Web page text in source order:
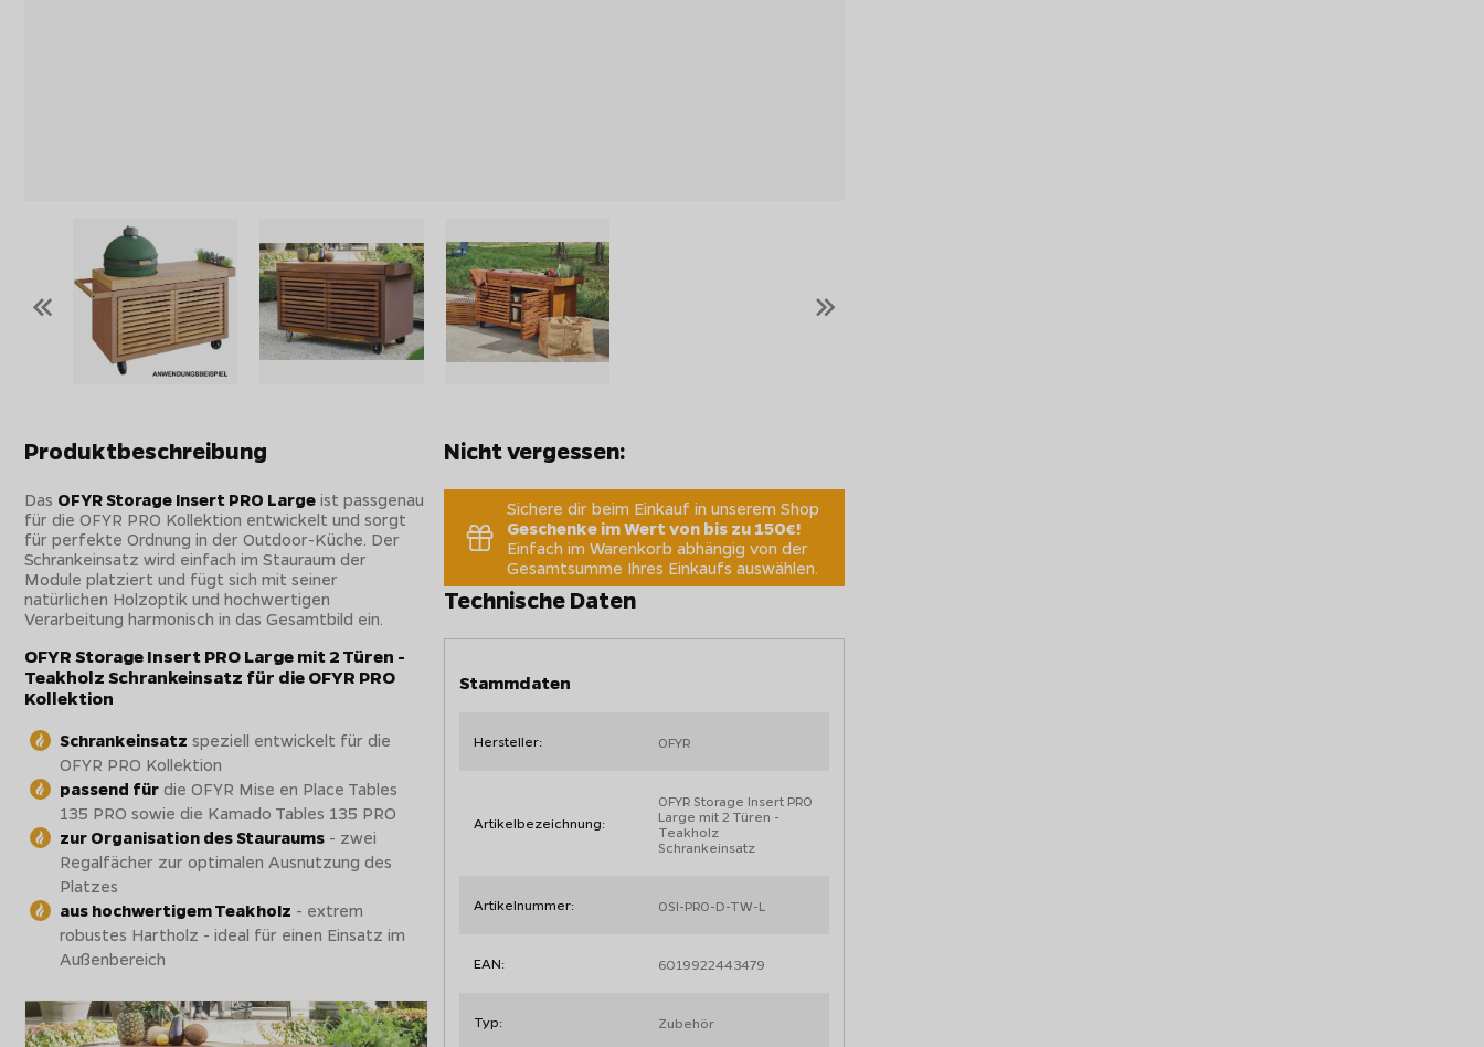
« »
Produktbeschreibung
Das OFYR Storage Insert PRO Large ist passgenau
für die OFYR PRO Kollektion entwickelt und sorgt
für perfekte Ordnung in der Outdoor-Küche. Der
Schrankeinsatz wird einfach im Stauraum der
Module platziert und fügt sich mit seiner
natürlichen Holzoptik und hochwertigen
Verarbeitung harmonisch in das Gesamtbild ein.
OFYR Storage Insert PRO Large mit 2 Türen -
Teakholz Schrankeinsatz für die OFYR PRO
Kollektion
Schrankeinsatz speziell entwickelt für die
OFYR PRO Kollektion
passend für die OFYR Mise en Place Tables
135 PRO sowie die Kamado Tables 135 PRO
zur Organisation des Stauraums - zwei
Regalfächer zur optimalen Ausnutzung des
Platzes
aus hochwertigem Teakholz - extrem
robustes Hartholz - ideal für einen Einsatz im
Außenbereich
Nicht vergessen:
Sichere dir beim Einkauf in unserem Shop
Geschenke im Wert von bis zu 150€!
Einfach im Warenkorb abhängig von der
Gesamtsumme Ihres Einkaufs auswählen.
Technische Daten
Stammdaten
Hersteller: OFYR
Artikelbezeichnung:
OFYR Storage Insert PRO
Large mit 2 Türen -
Teakholz
Schrankeinsatz
Artikelnummer: OSI-PRO-D-TW-L
EAN: 6019922443479
Typ: Zubehör